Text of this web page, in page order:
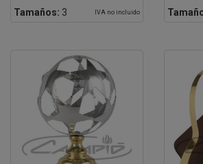
Tamaños: 3 IVA no incluido